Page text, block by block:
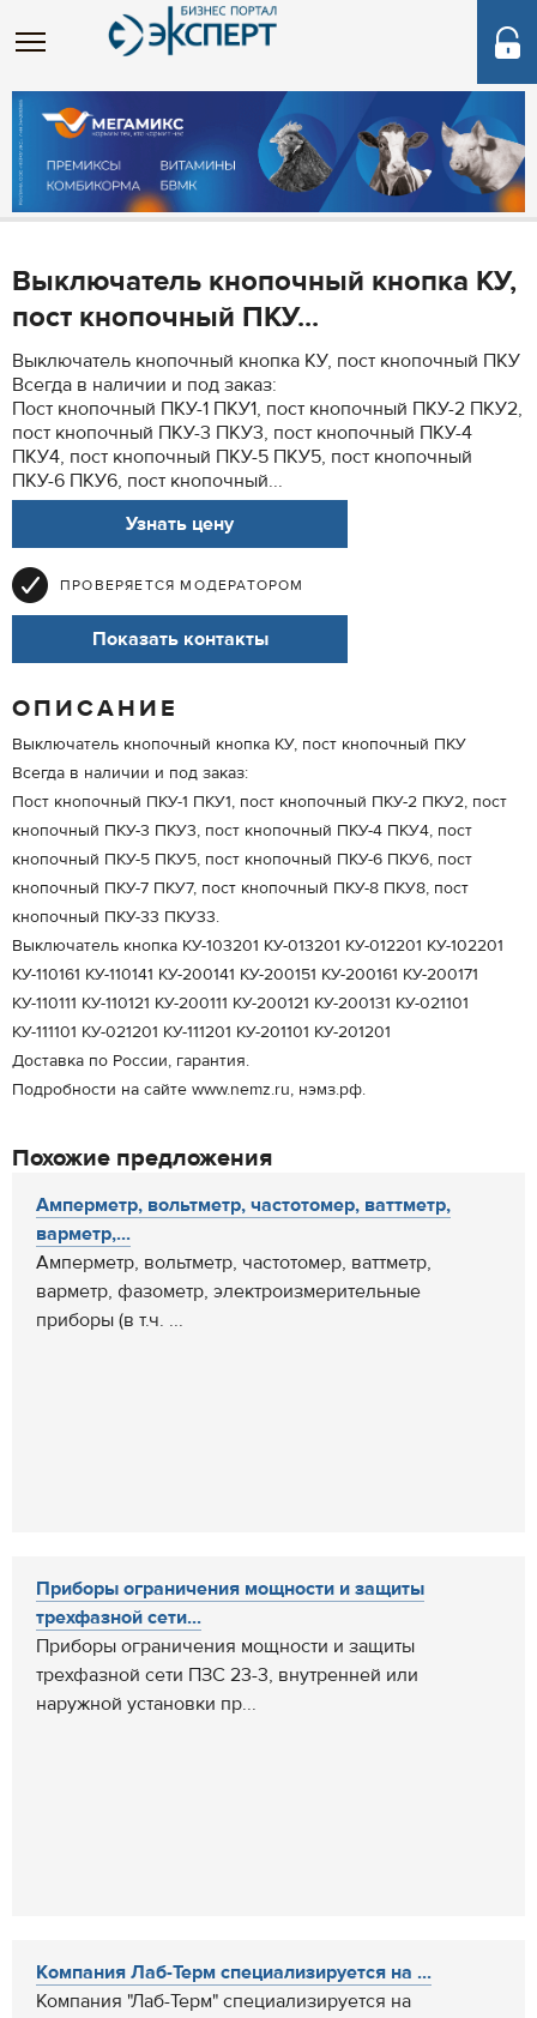
Выключатель кнопочный кнопка КУ,
пост кнопочный ПКУ...
Выключатель кнопочный кнопка КУ, пост кнопочный ПКУ
Всегда в наличии и под заказ:
Пост кнопочный ПКУ-1 ПКУ1, пост кнопочный ПКУ-2 ПКУ2,
пост кнопочный ПКУ-3 ПКУ3, пост кнопочный ПКУ-4
ПКУ4, пост кнопочный ПКУ-5 ПКУ5, пост кнопочный
ПКУ-6 ПКУ6, пост кнопочный...
Узнать цену
ПРОВЕРЯЕТСЯ МОДЕРАТОРОМ
Показать контакты
ОПИСАНИЕ
Выключатель кнопочный кнопка КУ, пост кнопочный ПКУ
Всегда в наличии и под заказ:
Пост кнопочный ПКУ-1 ПКУ1, пост кнопочный ПКУ-2 ПКУ2, пост
кнопочный ПКУ-3 ПКУ3, пост кнопочный ПКУ-4 ПКУ4, пост
кнопочный ПКУ-5 ПКУ5, пост кнопочный ПКУ-6 ПКУ6, пост
кнопочный ПКУ-7 ПКУ7, пост кнопочный ПКУ-8 ПКУ8, пост
кнопочный ПКУ-33 ПКУ33.
Выключатель кнопка КУ-103201 КУ-013201 КУ-012201 КУ-102201
КУ-110161 КУ-110141 КУ-200141 КУ-200151 КУ-200161 КУ-200171
КУ-110111 КУ-110121 КУ-200111 КУ-200121 КУ-200131 КУ-021101
КУ-111101 КУ-021201 КУ-111201 КУ-201101 КУ-201201
Доставка по России, гарантия.
Подробности на сайте www.nemz.ru, нэмз.рф.
Похожие предложения
Амперметр, вольтметр, частотомер, ваттметр,
варметр,...
Амперметр, вольтметр, частотомер, ваттметр,
варметр, фазометр, электроизмерительные
приборы (в т.ч. ...
Приборы ограничения мощности и защиты
трехфазной сети...
Приборы ограничения мощности и защиты
трехфазной сети ПЗС 23-3, внутренней или
наружной установки пр...
Компания Лаб-Терм специализируется на ...
Компания "Лаб-Терм" специализируется на